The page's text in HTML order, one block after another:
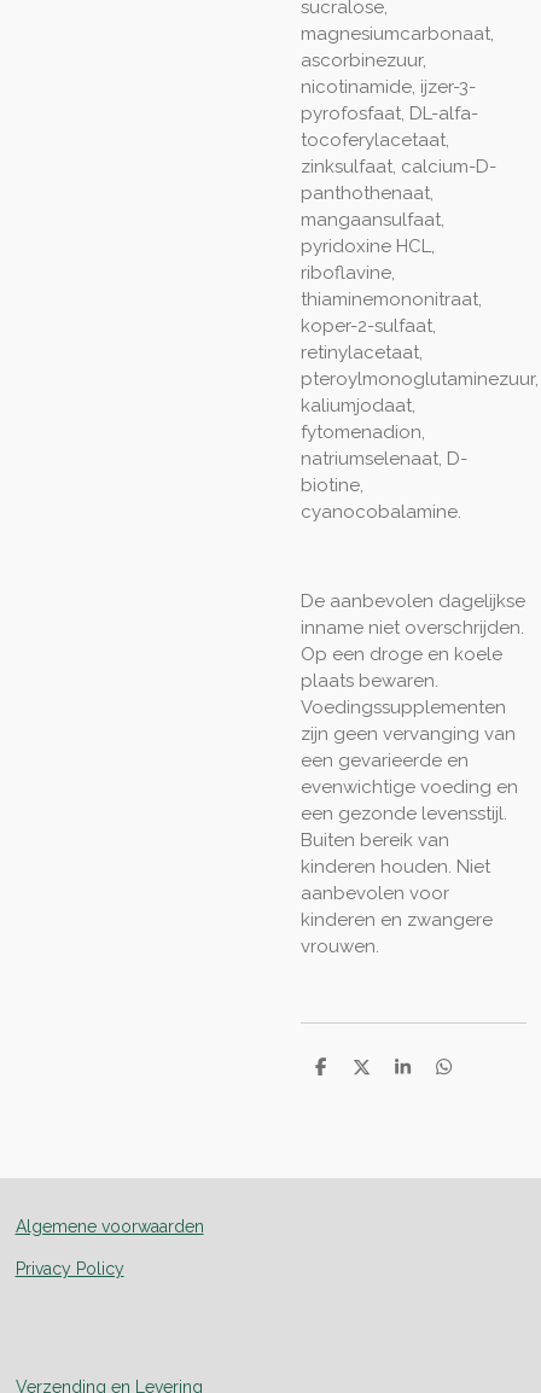
sucralose,
magnesiumcarbonaat,
ascorbinezuur,
nicotinamide, ijzer-3-
pyrofosfaat, DL-alfa-
tocoferylacetaat,
zinksulfaat, calcium-D-
panthothenaat,
mangaansulfaat,
pyridoxine HCL,
riboflavine,
thiaminemononitraat,
koper-2-sulfaat,
retinylacetaat,
pteroylmonoglutaminezuur,
kaliumjodaat,
fytomenadion,
natriumselenaat, D-
biotine,
cyanocobalamine.
De aanbevolen dagelijkse
inname niet overschrijden.
Op een droge en koele
plaats bewaren.
Voedingssupplementen
zijn geen vervanging van
een gevarieerde en
evenwichtige voeding en
een gezonde levensstijl.
Buiten bereik van
kinderen houden. Niet
aanbevolen voor
kinderen en zwangere
vrouwen.
D
D
S
D
Algemene voorwaarden
Privacy Policy
Verzending en Levering